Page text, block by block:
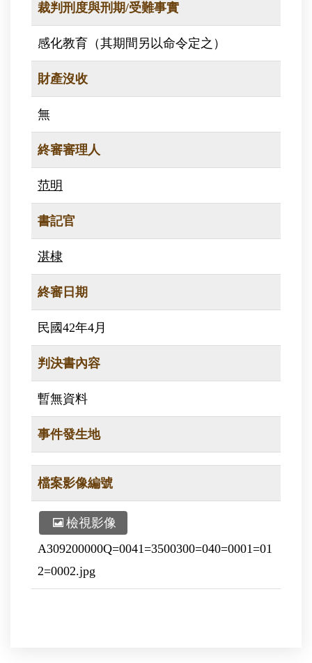
裁判刑度與刑期/受難事實
感化教育（其期間另以命令定之）
財產沒收
無
終審審理人
范明
書記官
湛棣
終審日期
民國42年4月
判決書內容
暫無資料
事件發生地
檔案影像編號
檢視影像
A309200000Q=0041=3500300=040=0001=01
2=0002.jpg